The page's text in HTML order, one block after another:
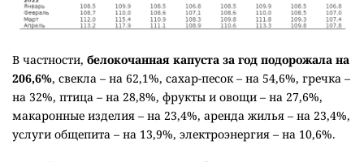
В частности, белокочанная капуста за год подорожала на
206,6%, свекла – на 62,1%, сахар-песок – на 54,6%, гречка –
на 32%, птица – на 28,8%, фрукты и овощи – на 27,6%,
макаронные изделия – на 23,4%, аренда жилья – на 23,4%,
услуги общепита – на 13,9%, электроэнергия – на 10,6%.